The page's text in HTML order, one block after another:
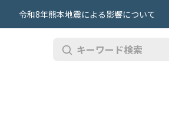
令和8年熊本地震による影響について